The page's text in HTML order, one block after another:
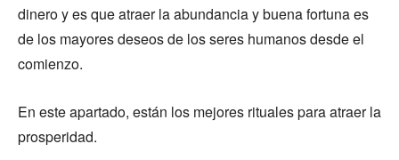
dinero y es que atraer la abundancia y buena fortuna es
de los mayores deseos de los seres humanos desde el
comienzo.
En este apartado, están los mejores rituales para atraer la
prosperidad.